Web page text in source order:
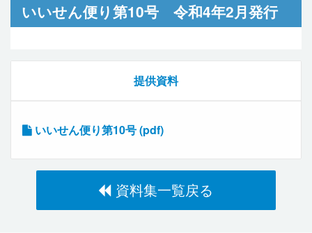
いいせん便り第10号 令和4年2月発行
提供資料
いいせん便り第10号 (pdf)
資料集一覧戻る